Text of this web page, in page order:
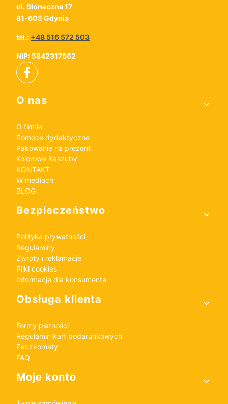
ul. Słoneczna 17
81-605 Gdynia
tel.: +48 516 572 503
NIP: 5842317562
Linki w stopce
O nas
O firmie
Pomoce dydaktyczne
Pakowanie na prezent
Kolorowe Kaszuby
KONTAKT
W mediach
BLOG
Bezpieczeństwo
Polityka prywatności
Regulaminy
Zwroty i reklamacje
Pliki cookies
Informacje dla konsumenta
Obsługa klienta
Formy płatności
Regulamin kart podarunkowych
Paczkomaty
FAQ
Moje konto